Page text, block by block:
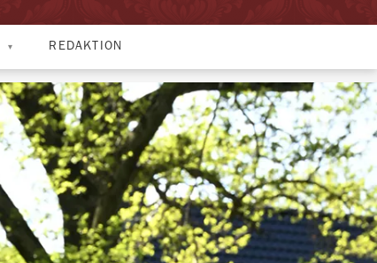
REDAKTION